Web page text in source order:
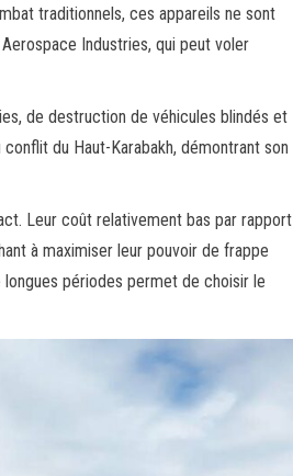
traditionnels, ces appareils ne sont
Industries, qui peut voler
de destruction de véhicules blindés et
du Haut-Karabakh, démontrant son
Leur coût relativement bas par rapport
à maximiser leur pouvoir de frappe
périodes permet de choisir le